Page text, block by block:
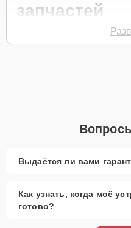
запчастей
Для ремонта электросамоката
активное
запчастей.
рассмотреть вариант
качественного
Выдаётся ли вами
Как узнать, когда моё
готово?